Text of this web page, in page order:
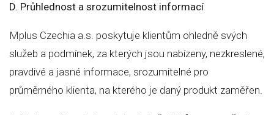
D. Průhlednost a srozumitelnost informací
Mplus Czechia a.s. poskytuje klientům ohledně svých
služeb a podmínek, za kterých jsou nabízeny, nezkreslené,
pravdivé a jasné informace, srozumitelné pro
průměrného klienta, na kterého je daný produkt zaměřen.